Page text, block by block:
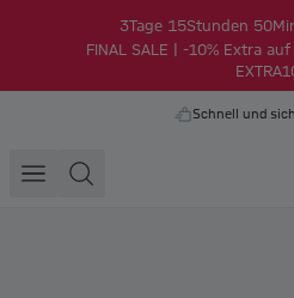
3Tage 15Stunden 50
FINAL SALE | -10% Extra
Schnell und